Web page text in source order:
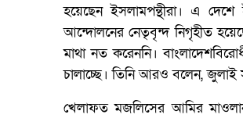
হয়েছেন ইসলামপন্থীরা। এ দেশে
আন্দোলনের নেতৃবৃন্দ নিগৃহীত
মাথা নত করেননি।
চালাচ্ছে। তিনি আরও বলেন, জুলাই
খেলাফত মজলিসের আমির